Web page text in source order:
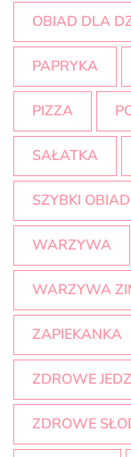
OBIAD DLA
PAPRYKA
PIZZA
SAŁATKA
SZYBKI OBIAD
WARZYWA
WARZYWA
ZAPIEKANKA
ZDROWE
ZDROWE